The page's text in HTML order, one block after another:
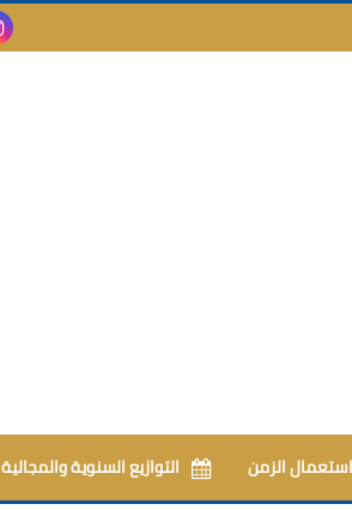
استعمال الزمن التوازيع السنوية والمجالية